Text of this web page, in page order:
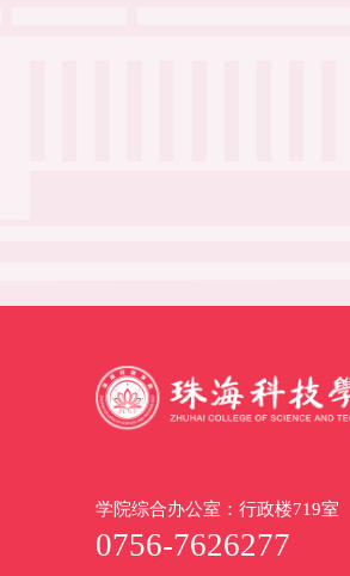
学院综合办公室：行政楼719室
0756-7626277